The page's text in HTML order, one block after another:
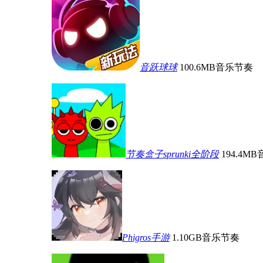
音跃球球 100.6MB音乐节奏
节奏盒子sprunki全阶段 194.4MB
Phigros手游 1.10GB音乐节奏